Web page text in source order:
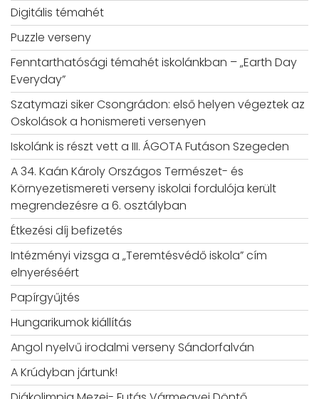
Digitális témahét
Puzzle verseny
Fenntarthatósági témahét iskolánkban – „Earth Day
Everyday”
Szatymazi siker Csongrádon: első helyen végeztek az
Oskolások a honismereti versenyen
Iskolánk is részt vett a III. ÁGOTA Futáson Szegeden
A 34. Kaán Károly Országos Természet- és
Környezetismereti verseny iskolai fordulója került
megrendezésre a 6. osztályban
Étkezési díj befizetés
Intézményi vizsga a „Teremtésvédő iskola” cím
elnyeréséért
Papírgyűjtés
Hungarikumok kiállítás
Angol nyelvű irodalmi verseny Sándorfalván
A Krúdyban jártunk!